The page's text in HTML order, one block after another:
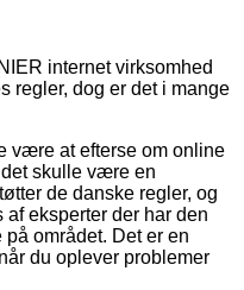
internet virksomhed
regler, dog er det i mange
være at efterse om online
skulle være en
de danske regler, og
eksperter der har den
området. Det er en
du oplever problemer